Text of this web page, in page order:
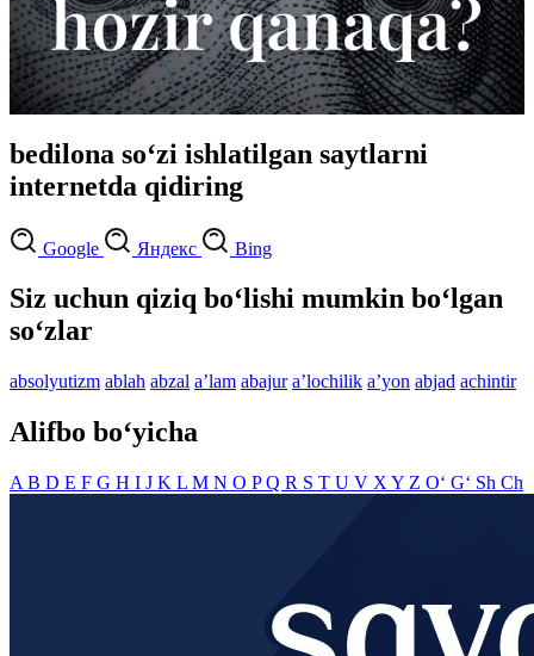
bedilona so‘zi ishlatilgan saytlarni
internetda qidiring
Google Яндекс Bing
Siz uchun qiziq bo‘lishi mumkin bo‘lgan
so‘zlar
absolyutizm ablah abzal aʼlam abajur aʼlochilik aʼyon abjad achintir
Alifbo bo‘yicha
A B D E F G H I J K L M N O PQ R S T U V X Y Z O‘ G‘ Sh Ch